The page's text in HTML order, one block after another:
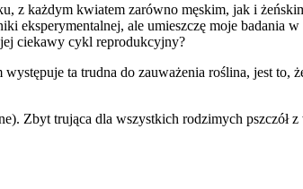
z każdym kwiatem zarówno męskim, jak i
eksperymentalnej, ale umieszczę moje badania
ciekawy cykl reprodukcyjny?
ta trudna do zauważenia roślina, jest to,
Zbyt trująca dla wszystkich rodzimych